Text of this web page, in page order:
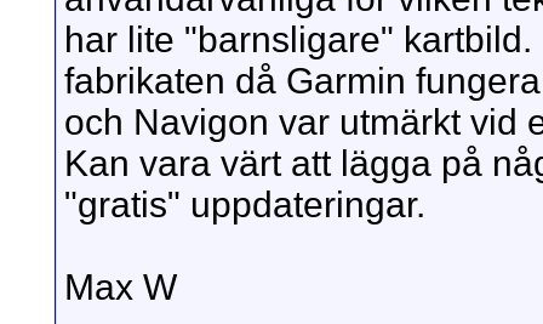
har lite "barnsligare"
fabrikaten då Garmin
och Navigon var utmärkt vid
Kan vara värt att lägga på
"gratis" uppdateringar.
Max W